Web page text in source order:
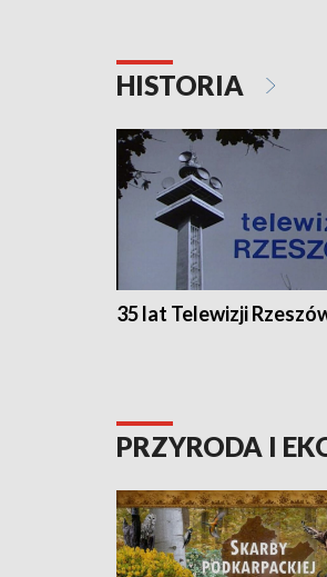
HISTORIA
35 lat Telewizji
PRZYRODA I